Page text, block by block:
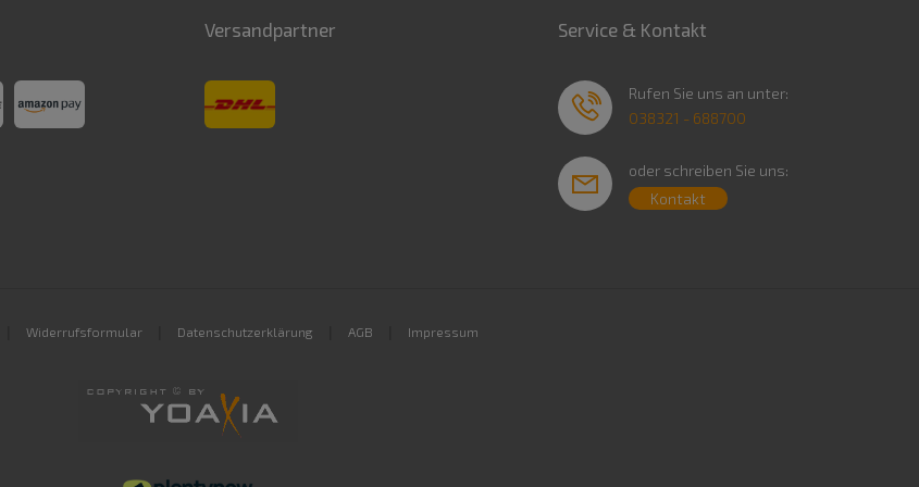
Versandpartner Service & Kontakt
Rufen Sie uns an unter:
038321 - 688700
oder schreiben Sie uns:
Kontakt
Widerrufsformular Datenschutzerklärung AGB Impressum